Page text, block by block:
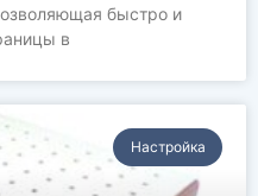
быстро и
в
Настройка